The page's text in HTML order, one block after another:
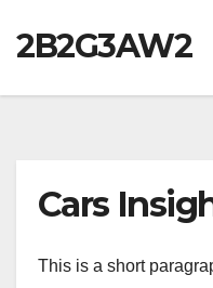
2B2G3AW2
Cars
This is a short